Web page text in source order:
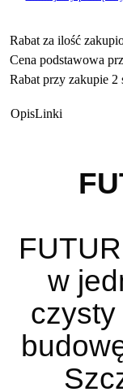
Rabat za ilość
Cena podstawowa
Rabat przy zakupie 2
OpisLinki
w
czysty